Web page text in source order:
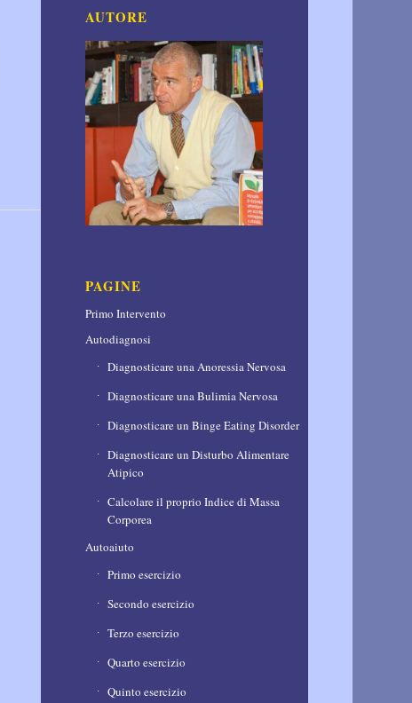
AUTORE
PAGINE
Primo Intervento
Autodiagnosi
Diagnosticare una Anoressia Nervosa
Diagnosticare una Bulimia Nervosa
Diagnosticare un Binge Eating Disorder
Diagnosticare un Disturbo Alimentare
Atipico
Calcolare il proprio Indice di Massa
Corporea
Autoaiuto
Primo esercizio
Secondo esercizio
Terzo esercizio
Quarto esercizio
Quinto esercizio